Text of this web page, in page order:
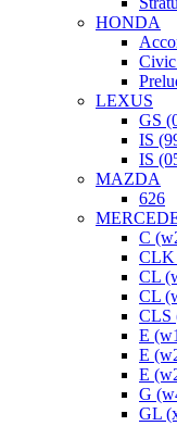
HONDA
LEXUS
GS
IS
IS
MAZDA
626
C
CLK
CL
CL
CLS
E
E
E
G
GL